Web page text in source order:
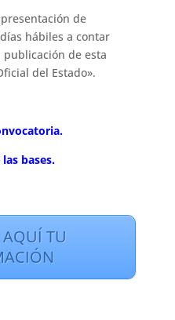
de
hábiles a contar
de esta
del Estado».
bases.
AQUÍ TU